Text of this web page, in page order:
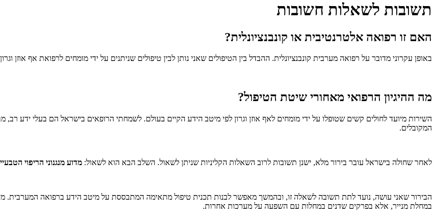
תשובות לשאלות חשובות
האם זו רפואה אלטרנטיבית או קונבנציונלית?
באופן עקרוני מדובר על רפואה מערבית קונבנציונלית. ההבדל בין הטיפולים שאני נותן לבין טיפולים שניתנים על ידי מומחים לרפואת אף אוזן
מה ההיגיון הרפואי מאחורי שיטת הטיפול?
השירות מיועד לחולים קשים שטופלו על ידי מומחים לאף אוזן וגרון לפי מיטב הידע הקיים בעולם. לשמחתי הרופאים בישראל הם בעלי ידע
המקובלים.
לאחר שחולה בישראל עובר בירור מלא, ישנן תשובות לרוב השאלות הקליניות שניתן לשאול. השלב הבא הוא לשאול: מדוע מנגנוני הריפוי
הבירור שאני עושה, נועד לתת תשובה לשאלה זו, ובהמשך מאפשר לבנות תכנית טיפול מתאימה המתבססת על מיטב הידע ברפואה המערבית.
במחלת מנייר, אלא בפרקים שדנים במחלות עם השפעה על מערכות אחרות.